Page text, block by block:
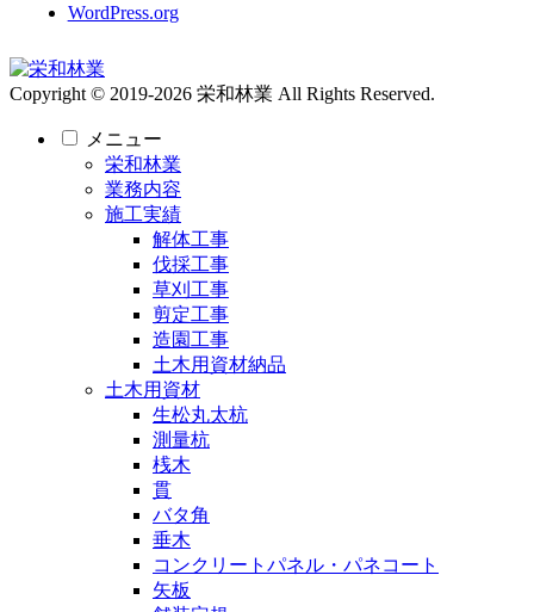
WordPress.org
Copyright © 2019-2026 栄和林業 All Rights Reserved.
メニュー
栄和林業
業務内容
施工実績
解体工事
伐採工事
草刈工事
剪定工事
造園工事
土木用資材納品
土木用資材
生松丸太杭
測量杭
桟木
貫
バタ角
垂木
コンクリートパネル・パネコート
矢板